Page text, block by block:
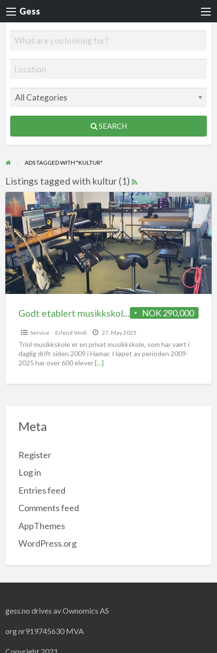
Gess
SEARCH
ADS TAGGED WITH "KULTUR"
Listings tagged with kultur (1)
NOK 290,000
Godt etablert musikkskole i Hamar til salgs | Unik mulighet for en musiker! | Vårt slagord: -Eleven er sjefen!
Service Erlend Venli 27. May 2025
Triol musikkskole er en privat musikkskole, som har vært i
daglig drift siden 2009 i Hamar. I løpet av perioden 2009-
2025 har over 600 elever[…]
Meta
Register
Log in
Entries feed
Comments feed
AppThemes
WordPress.org
gess.no drives av Ownomics AS
org nr919745630 MVA